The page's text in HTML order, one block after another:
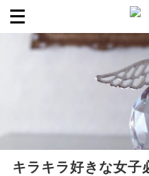
キラキラ好きな女子